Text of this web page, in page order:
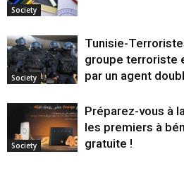
Society
Society
Tunisie-
groupe terroriste
par un agent
Society
Préparez-vous à
les premiers à
gratuite !